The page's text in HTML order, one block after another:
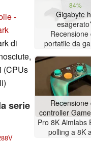
-
di
(CPUs
serie
84%
Gigabyte
Recensione
portatile da
AMD Zen 5
Recensione
controller
Pro 8K Aimlabs
polling a 8K